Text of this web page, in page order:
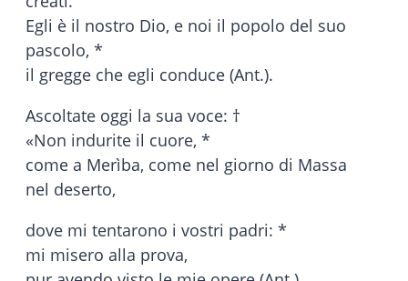
Egli è il nostro Dio, e noi il popolo del suo
pascolo, *
il gregge che egli conduce (Ant.).
Ascoltate oggi la sua voce: †
«Non indurite il cuore, *
come a Merìba, come nel giorno di Massa
nel deserto,
dove mi tentarono i vostri padri: *
mi misero alla prova,